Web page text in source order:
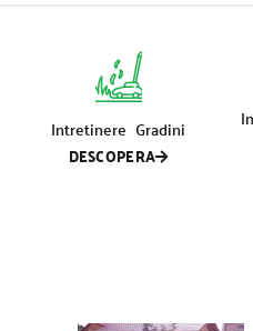
Intretinere Gradini
DESCOPERA